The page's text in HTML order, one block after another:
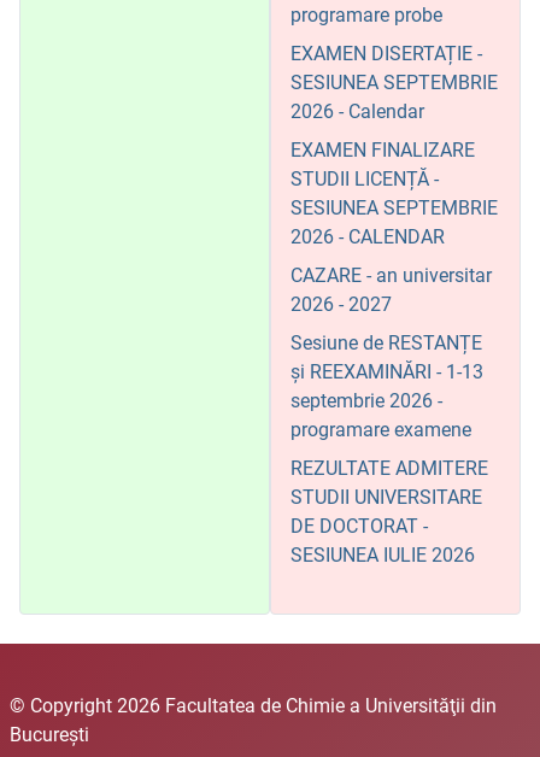
programare probe
EXAMEN DISERTAȚIE -
SESIUNEA SEPTEMBRIE
2026 - Calendar
EXAMEN FINALIZARE
STUDII LICENȚĂ -
SESIUNEA SEPTEMBRIE
2026 - CALENDAR
CAZARE - an universitar
2026 - 2027
Sesiune de RESTANȚE
și REEXAMINĂRI - 1-13
septembrie 2026 -
programare examene
REZULTATE ADMITERE
STUDII UNIVERSITARE
DE DOCTORAT -
SESIUNEA IULIE 2026
© Copyright 2026 Facultatea de Chimie a Universităţii din
Bucureşti